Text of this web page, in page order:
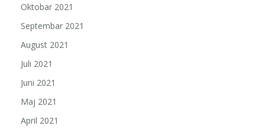
Oktobar 2021
Septembar 2021
August 2021
Juli 2021
Juni 2021
Maj 2021
April 2021